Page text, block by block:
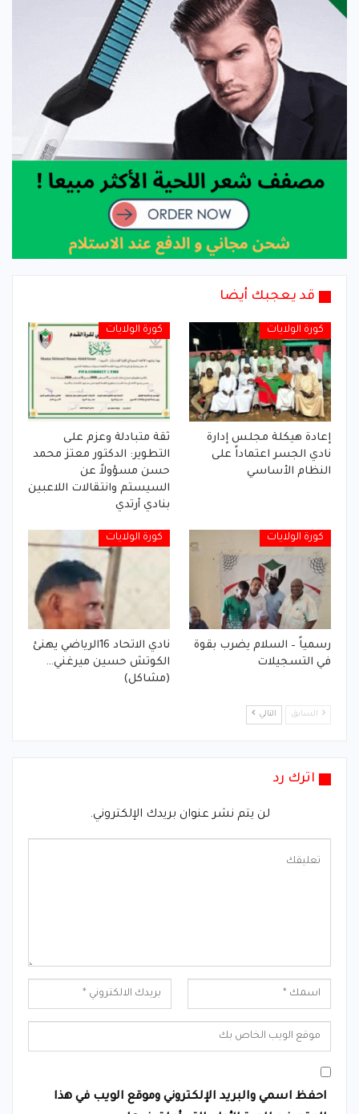
قد يعجبك أيضا
كورة الولايات
إعادة هيكلة مجلس إدارة
نادي الجسر اعتماداً على
النظام الأساسي
كورة الولايات
ثقة متبادلة وعزم على
التطوير: الدكتور معتز محمد
حسن مسؤولاً عن
السيستم وانتقالات اللاعبين
بنادي أرتدي
كورة الولايات
رسمياً – السلام يضرب بقوة
في التسجيلات
كورة الولايات
نادي الاتحاد 16الرياضي يهنئ
الكوتش حسين ميرغني…
(مشاكل)
السابق التالي
اترك رد
لن يتم نشر عنوان بريدك الإلكتروني.
احفظ اسمي والبريد الإلكتروني وموقع الويب في هذا